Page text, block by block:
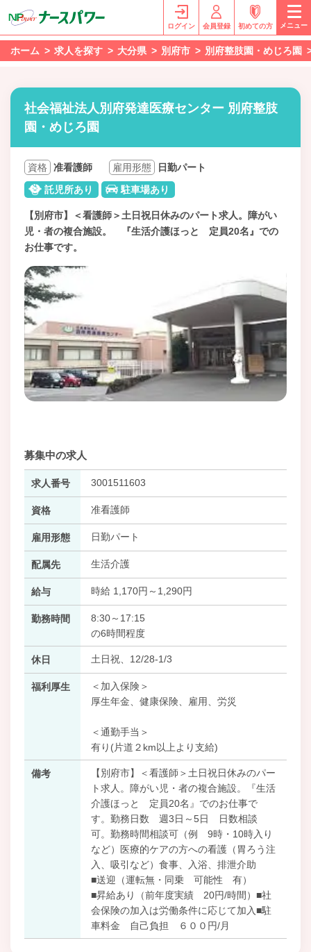
ログイン 会員登録 初めての方 メニュー
ホーム 求人を探す 大分県 別府市 別府整肢園・めじろ園
社会福祉法人別府発達医療センター 別府整肢
園・めじろ園
資格 准看護師 雇用形態
日勤パート
託児所あり
駐車場あり
【別府市】＜看護師＞土日祝日休みのパート求人。障がい
児・者の複合施設。 『生活介護ほっと 定員20名』での
お仕事です。
募集中の求人
求人番号 3001511603
資格 准看護師
雇用形態 日勤パート
配属先 生活介護
給与 時給 1,170円～1,290円
勤務時間
8:30～17:15
の6時間程度
休日 土日祝、12/28-1/3
福利厚生
＜加入保険＞
厚生年金、健康保険、雇用、労災
＜通勤手当＞
有り(片道２km以上より支給)
備考
【別府市】＜看護師＞土日祝日休みのパー
ト求人。障がい児・者の複合施設。『生活
介護ほっと 定員20名』でのお仕事で
す。勤務日数 週3日～5日 日数相談
可。勤務時間相談可（例 9時・10時入り
など）医療的ケアの方への看護（胃ろう注
入、吸引など）食事、入浴、排泄介助
■送迎（運転無・同乗 可能性 有）
■昇給あり（前年度実績 20円/時間）■社
会保険の加入は労働条件に応じて加入■駐
車料金 自己負担 ６００円/月